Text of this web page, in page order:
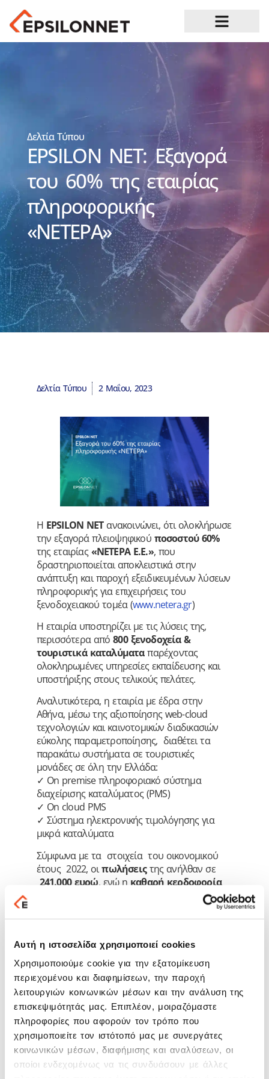
Αυτή η ιστοσελίδα χρησιμοποιεί cookies
Χρησιμοποιούμε cookie για την εξατομίκευση
περιεχομένου και διαφημίσεων, την παροχή
λειτουργιών κοινωνικών μέσων και την ανάλυση της
επισκεψιμότητάς μας. Επιπλέον, μοιραζόμαστε
πληροφορίες που αφορούν τον τρόπο που
χρησιμοποιείτε τον ιστότοπό μας με συνεργάτες
κοινωνικών μέσων, διαφήμισης και αναλύσεων, οι
οποίοι ενδεχομένως να τις συνδυάσουν με άλλες
Δελτία Τύπου
EPSILON NET: Εξαγορά
του 60% της εταιρίας
πληροφορικής
«ΝΕΤΕΡΑ»
Δελτία Τύπου 2 Μαΐου, 2023
Η EPSILON NETανακοινώνει, ότι ολοκλήρωσε
την εξαγορά πλειοψηφικού ποσοστού 60%
της εταιρίας «ΝΕΤΕΡΑ Ε.Ε.», που
δραστηριοποιείται αποκλειστικά στην
ανάπτυξη και παροχή εξειδικευμένων λύσεων
πληροφορικής για επιχειρήσεις του
ξενοδοχειακού τομέα (www.netera.gr)
Η εταιρία υποστηρίζει με τις λύσεις της,
περισσότερα από800 ξενοδοχεία &
τουριστικά καταλύματαπαρέχοντας
ολοκληρωμένες υπηρεσίες εκπαίδευσης και
υποστήριξης στους τελικούς πελάτες.
Αναλυτικότερα, η εταιρία με έδρα στην
Αθήνα, μέσω της αξιοποίησης web-cloud
τεχνολογιών και καινοτομικών διαδικασιών
εύκολης παραμετροποίησης, διαθέτει τα
παρακάτω συστήματα σε τουριστικές
μονάδες σε όλη την Ελλάδα:
✓ On premise πληροφοριακό σύστημα
διαχείρισης καταλύματος (PMS)
✓ On cloud PMS
✓ Σύστημα ηλεκτρονικής τιμολόγησης για
μικρά καταλύματα
Σύμφωνα με τα στοιχεία του οικονομικού
έτους 2022, οιπωλήσειςτης ανήλθαν σε
241.000 ευρώ, ενώ η καθαρή κερδοφορία
75% του
. Παράλληλα η εταιρία
έχειμηδενικό δανεισμό.
Το συνολικό τίμημα για την εξαγοράτου 60%
της εταιρίας
ανήλθε σε 700 χιλ. Ευρώ
προβλέπεται και καταβολή EARN OUT BONUS
σύμφωνα με τα αποτελέσματα του
επιχειρησιακού της σχεδίου. Αξίζει να
σημειωθεί ότι ο ιδρυτής της εταιρίας, κ.
Αθανάσιος Τσιλιβής θα κατέχει το υπόλοιπο
40% τηςΝΕΤΕΡΑκαι θα συνεχίσει να έχει την
ευθύνη ανάπτυξης των προϊόντων και
εργασιών της εταιρίας.